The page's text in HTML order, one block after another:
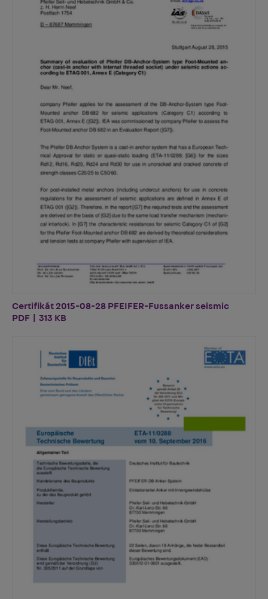
Certifikát 2015-08-28 PFEIFER-Fussanker seismic
PDF | 313 KB